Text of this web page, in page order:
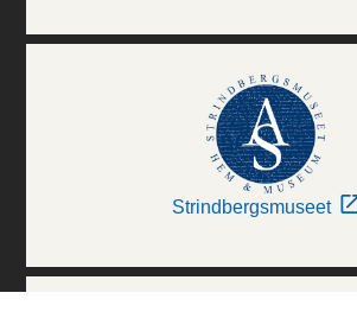
Strindbergsmuseet